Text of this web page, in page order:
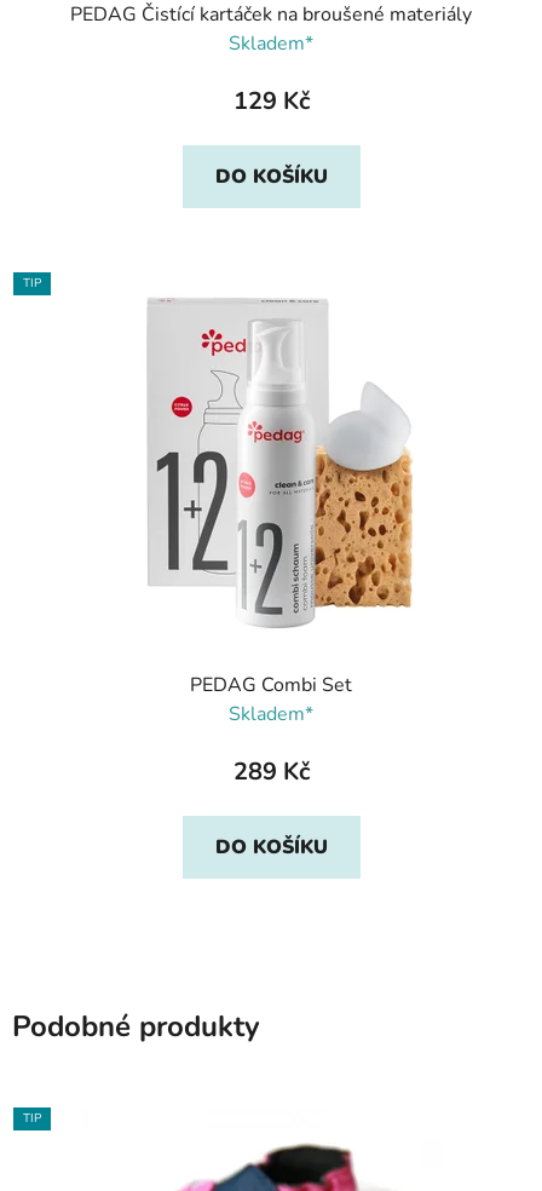
PEDAG Čistící kartáček na broušené materiály
Skladem*
129 Kč
DO KOŠÍKU
TIP
PEDAG Combi Set
Skladem*
289 Kč
DO KOŠÍKU
Podobné produkty
TIP